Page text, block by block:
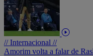
// Internacional //
Amorim volta a falar de